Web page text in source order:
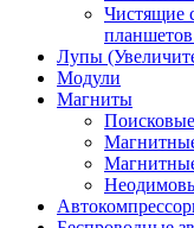
Чистящие
Лупы
Модули
Магниты